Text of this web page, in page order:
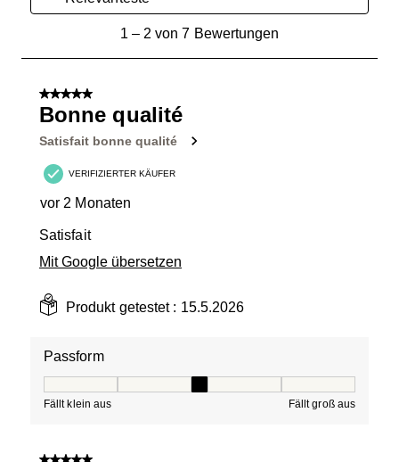
von
Bewertungen.
1– 2 von 7 Bewertungen
5 von 5 Sternen.
Bonne qualité
Satisfait bonne qualité
VERIFIZIERTER KÄUFER
vor 2 Monaten
Satisfait
Mit Google übersetzen
Produkt getestet : 15.5.2026
Passform
Fällt klein aus Fällt groß aus